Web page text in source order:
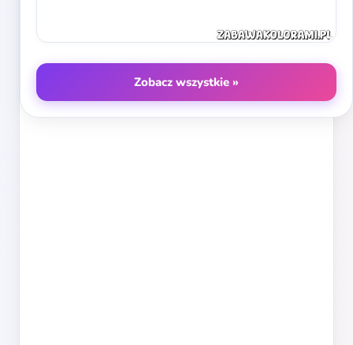
Zobacz wszystkie »